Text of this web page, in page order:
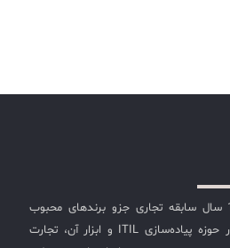
شرکت مدانت با بیش از 10 سال سابقه تجاری جزو برندهای محبوب
فناوری اطلاعات و ارتباطات در حوزه پیاده‌سازی ITIL و ابزار آن، تجارت